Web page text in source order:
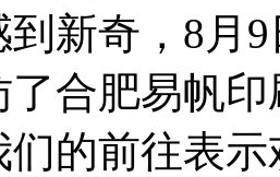
到新奇，8月
合肥易帆
的前往表